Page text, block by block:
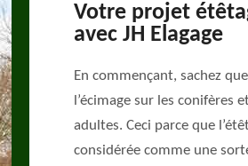
Votre projet
avec JH Elagage
En commençant, sachez
l’écimage sur les conifères
adultes. Ceci parce que
considérée comme une